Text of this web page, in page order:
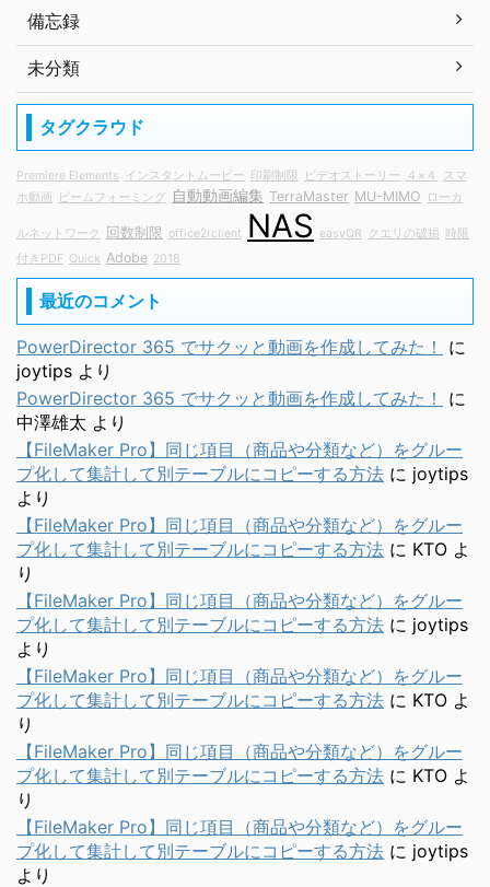
備忘録
未分類
タグクラウド
Premiere Elements インスタントムービー 印刷制限 ビデオストーリー ４×４
スマ
ホ動画
ビームフォーミング 自動動画編集 TerraMaster MU-MIMO ローカ
ルネットワーク 回数制限 office2rclient NAS easyQR クエリの破損 時限
付きPDF Quick Adobe 2018
最近のコメント
PowerDirector 365 でサクッと動画を作成してみた！
に
joytips より
PowerDirector 365 でサクッと動画を作成してみた！
に
中澤雄太 より
【FileMaker Pro】同じ項目（商品や分類など）をグルー
プ化して集計して別テーブルにコピーする方法 に joytips
より
【FileMaker Pro】同じ項目（商品や分類など）をグルー
プ化して集計して別テーブルにコピーする方法 に KTO よ
り
【FileMaker Pro】同じ項目（商品や分類など）をグルー
プ化して集計して別テーブルにコピーする方法 に joytips
より
【FileMaker Pro】同じ項目（商品や分類など）をグルー
プ化して集計して別テーブルにコピーする方法 に KTO よ
り
【FileMaker Pro】同じ項目（商品や分類など）をグルー
プ化して集計して別テーブルにコピーする方法 に KTO よ
り
【FileMaker Pro】同じ項目（商品や分類など）をグルー
プ化して集計して別テーブルにコピーする方法 に joytips
より